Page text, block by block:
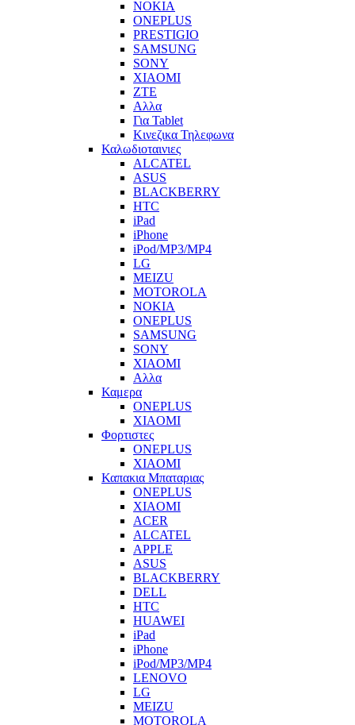
NOKIA
ONEPLUS
PRESTIGIO
SAMSUNG
SONY
XIAOMI
ZTE
Αλλα
Για Tablet
Κινεζικα Τηλεφωνα
Καλωδιοταινιες
ALCATEL
ASUS
BLACKBERRY
HTC
iPad
iPhone
iPod/MP3/MP4
LG
MEIZU
MOTOROLA
NOKIA
ONEPLUS
SAMSUNG
SONY
XIAOMI
Αλλα
Καμερα
ONEPLUS
XIAOMI
Φορτιστες
ONEPLUS
XIAOMI
Καπακια Μπαταριας
ONEPLUS
XIAOMI
ACER
ALCATEL
APPLE
ASUS
BLACKBERRY
DELL
HTC
HUAWEI
iPad
iPhone
iPod/MP3/MP4
LENOVO
LG
MEIZU
MOTOROLA